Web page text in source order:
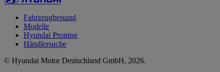
Fahrzeugbestand
Modelle
Hyundai Promise
Händlersuche
© Hyundai Motor Deutschland GmbH, 2026.